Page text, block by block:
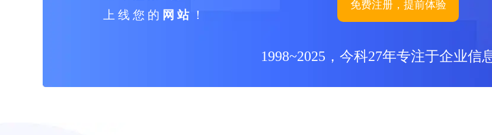
1998~2025，今科27年专注于企业信
上 线 您 的 网 站！
免费注册，提前体验